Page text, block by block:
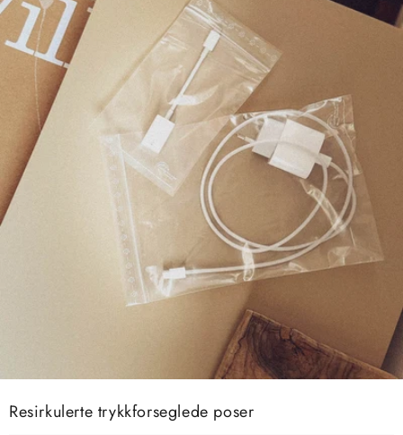
Resirkulerte trykkforseglede poser